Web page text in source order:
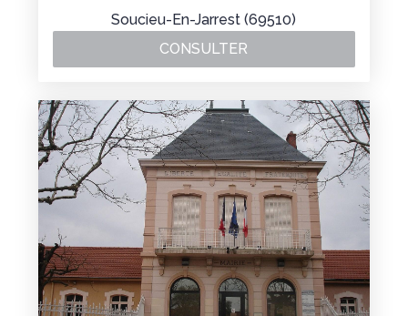
Soucieu-En-Jarrest (69510)
CONSULTER